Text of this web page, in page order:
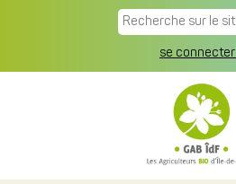
se connecter